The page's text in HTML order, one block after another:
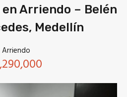
Arriendo – Belén
Medellín
Arriendo